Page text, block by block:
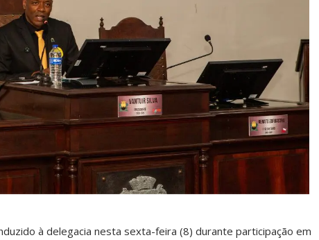
à delegacia nesta sexta-feira (8) durante participação em